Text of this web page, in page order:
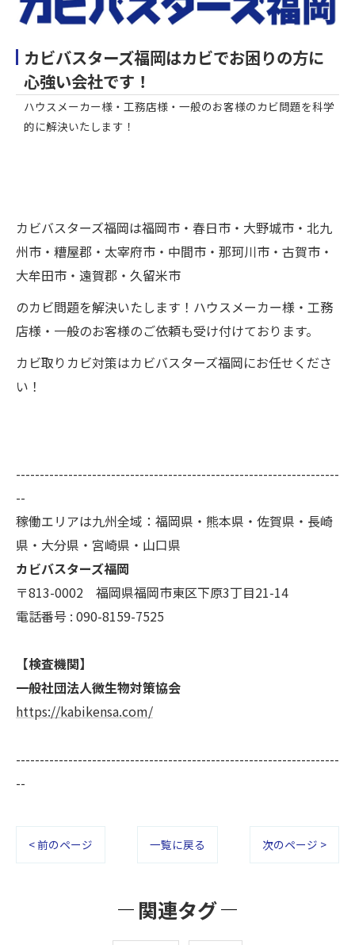
カビバスターズ福岡はカビでお困りの方に
心強い会社です！
ハウスメーカー様・工務店様・一般のお客様のカビ問題を科学
的に解決いたします！
カビバスターズ福岡は福岡市・春日市・大野城市・北九
州市・糟屋郡・太宰府市・中間市・那珂川市・古賀市・
大牟田市・遠賀郡・久留米市
のカビ問題を解決いたします！ハウスメーカー様・工務
店様・一般のお客様のご依頼も受け付けております。
カビ取りカビ対策はカビバスターズ福岡にお任せくださ
い！
--------------------------------------------------------------------
--
稼働エリアは九州全域：福岡県・熊本県・佐賀県・長崎
県・大分県・宮崎県・山口県
カビバスターズ福岡
〒813-0002 福岡県福岡市東区下原3丁目21-14
電話番号 : 090-8159-7525
【検査機関】
一般社団法人微生物対策協会
https://kabikensa.com/
--------------------------------------------------------------------
--
< 前のページ 一覧に戻る 次のページ >
関連タグ